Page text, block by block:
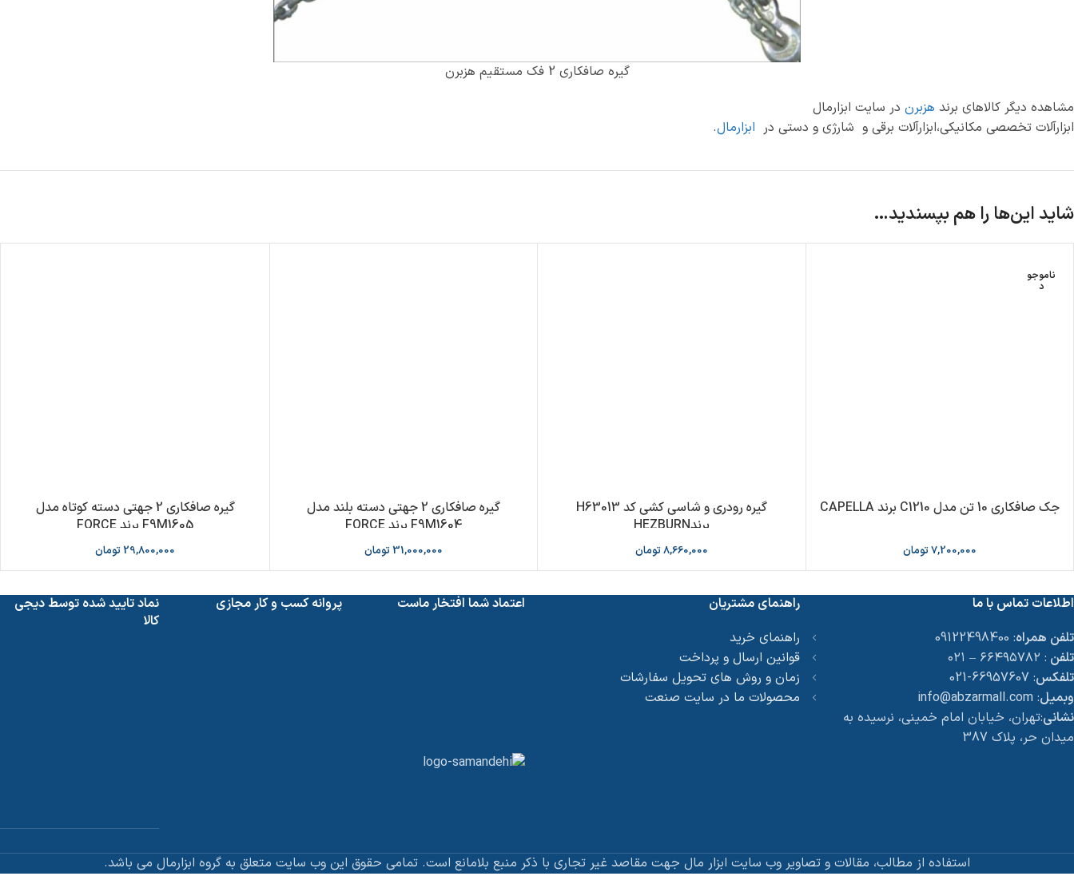
گیره صافکاری 2 فک مستقیم هزبرن
مشاهده دیگر کالاهای برند هزبرن در سایت ابزارمال
ابزارآلات تخصصی مکانیکی،ابزارآلات برقی و شارژی و دستی در ابزارمال.
شاید این‌ها را هم بپسندید…
ناموجو
د
جک صافکاری 10 تن مدل C1210 برند CAPELLA
7,200,000تومان
گیره رودری و شاسی کشی کد H63013
برندHEZBURN
8,660,000تومان
گیره صافکاری 2 جهتی دسته بلند مدل
F9M1604 برند FORCE
31,000,000 تومان
گیره صافکاری 2 جهتی دسته کوتاه مدل
F9M1605 برند FORCE
29,800,000 تومان
اطلاعات تماس با ما
تلفن همراه: 09122498400
تلفن : ۶۶۴۹۵۷۸۲ – ۰۲۱
تلفکس: 66957607-021
وبمیل: info@abzarmall.com
نشانی:تهران، خیابان امام خمینی، نرسیده به
میدان حر، پلاک 387
راهنمای مشتریان
راهنمای خرید
قوانین ارسال و پرداخت
زمان و روش های تحویل سفارشات
محصولات ما در سایت صنعت
اعتماد شما افتخار ماست پروانه کسب و کار مجازی
نماد تایید شده توسط دیجی
کالا
استفاده از مطالب، مقالات و تصاویر وب سایت ابزار مال جهت مقاصد غیر تجاری با ذکر منبع بلامانع است. تمامی حقوق این وب سایت متعلق به گروه ابزارمال می باشد.